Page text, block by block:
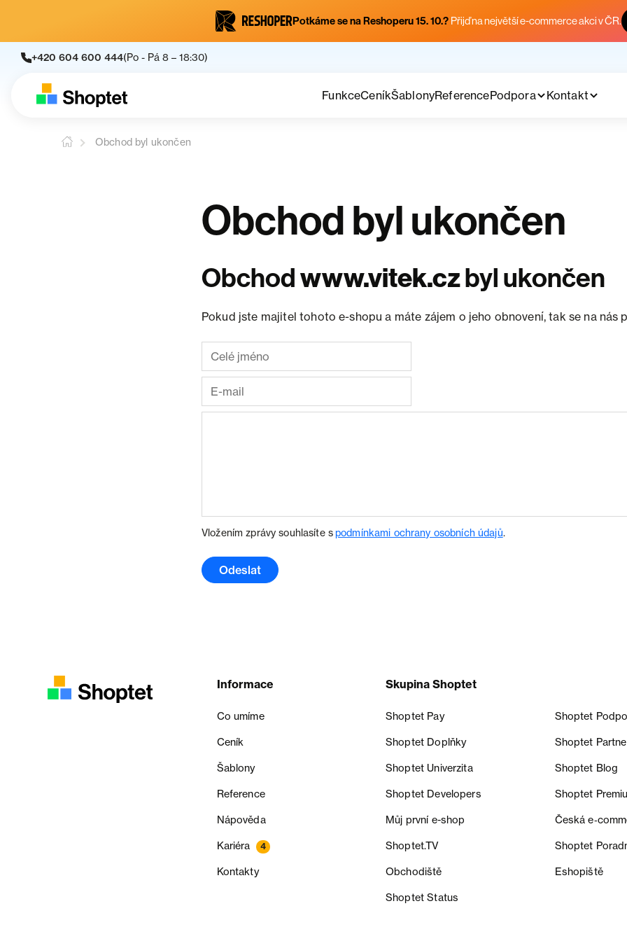
Potkáme se na Reshoperu 15. 10.? Přijď na největší e-commerce akci v ČR.
+420 604 600 444(Po - Pá 8 – 18:30)
FunkceCeníkŠablonyReferencePodpora Kontakt
Obchod byl ukončen
Obchod byl ukončen
Obchodwww.vitek.czbyl ukončen
Pokud jste majitel tohoto e-shopu a máte zájem o jeho obnovení, tak se na nás
Vložením zprávy souhlasíte spodmínkami ochrany osobních údajů.
Odeslat
Informace
Co umíme
Ceník
Šablony
Reference
Nápověda
Kariéra 4
Kontakty
Skupina Shoptet
Shoptet Pay Shoptet
Shoptet Doplňky Shoptet
Shoptet Univerzita Shoptet Blog
Shoptet Developers Shoptet
Můj první e-shop Česká
Shoptet.TV Shoptet
Obchodiště Eshopiště
Shoptet Status